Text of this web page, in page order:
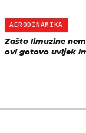
AERODINAMIKA
Zašto limuzine
ovi gotovo uvijek